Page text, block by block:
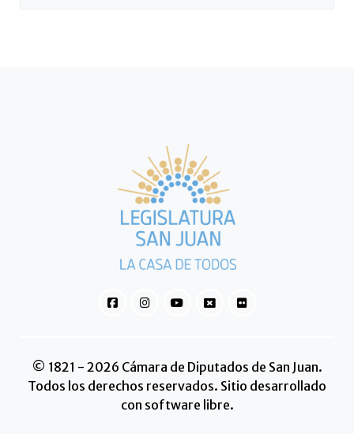
© 1821 - 2026 Cámara de Diputados de San Juan.
Todos los derechos reservados. Sitio desarrollado
con software libre.